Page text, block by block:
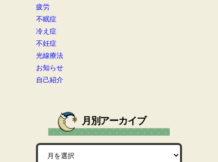
疲労
不眠症
冷え症
不妊症
光線療法
お知らせ
自己紹介
月別アーカイブ